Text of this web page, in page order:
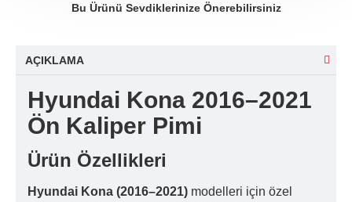
Bu Ürünü Sevdiklerinize Önerebilirsiniz
AÇIKLAMA
Hyundai Kona 2016–2021
Ön Kaliper Pimi
Ürün Özellikleri
Hyundai Kona (2016–2021) modelleri için özel